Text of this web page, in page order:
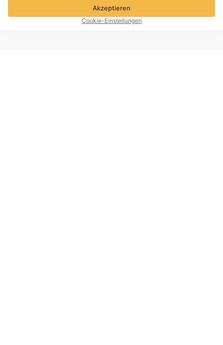
Akzeptieren
Cookie-Einstellungen